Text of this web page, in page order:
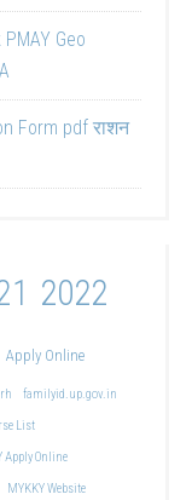
Geo
Form pdf राशन
2022
Apply Online
familyid.up.gov.in
List
Apply Online
MYKKY Website